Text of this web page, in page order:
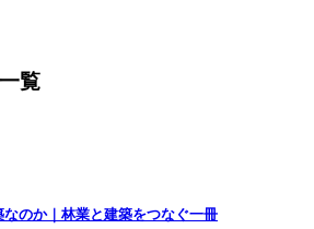
覧
のか｜林業と建築をつなぐ一冊